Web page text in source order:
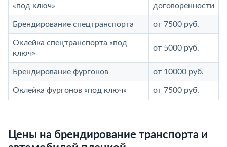
«под ключ»
договоренности
Брендирование спецтранспорта от 7500 руб.
Оклейка спецтранспорта «под
ключ»
от 5000 руб.
Брендирование фургонов от 10000 руб.
Оклейка фургонов «под ключ» от 7500 руб.
Цены на брендирование транспорта и